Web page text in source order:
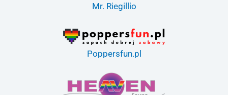
Mr. Riegillio
Poppersfun.pl